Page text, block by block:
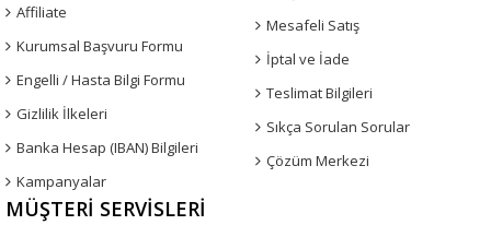
Affiliate
Kurumsal Başvuru Formu
Engelli / Hasta Bilgi Formu
Gizlilik İlkeleri
Banka Hesap (IBAN) Bilgileri
Kampanyalar
Mesafeli Satış
İptal ve İade
Teslimat Bilgileri
Sıkça Sorulan Sorular
Çözüm Merkezi
MÜŞTERI SERVISLERI